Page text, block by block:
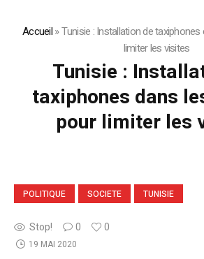
Accueil»Tunisie : Installation de
limiter les visites
Tunisie :
taxiphones dans
pour limiter les
POLITIQUE SOCIETE TUNISIE
Stop! 0 0
19 MAI 2020